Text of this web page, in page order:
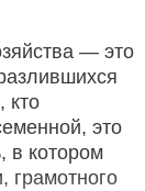
— это
кто
это
в котором
грамотного